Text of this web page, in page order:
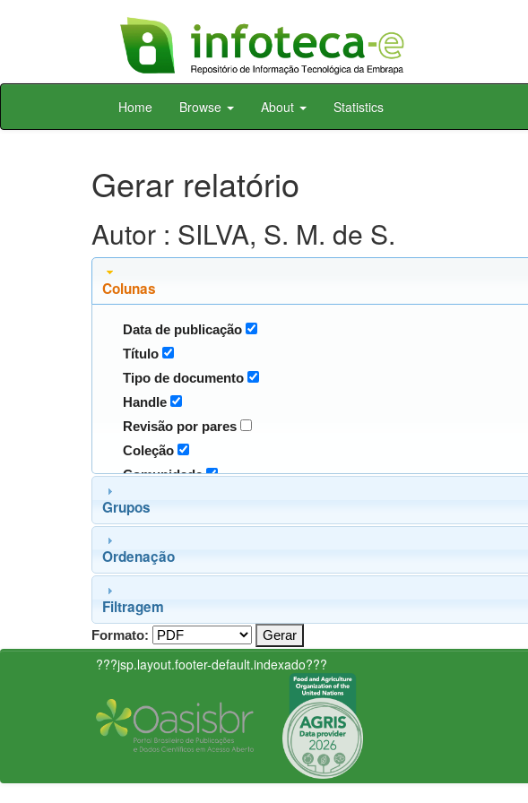
Skip
Home Browse About Statistics
Gerar relatório
Autor : SILVA, S. M. de S.
Colunas
Data de publicação
Título
Tipo de documento
Handle
Revisão por pares
Coleção
Comunidade
Grupos
Ordenação
Filtragem
Formato:
???jsp.layout.footer-default.indexado???